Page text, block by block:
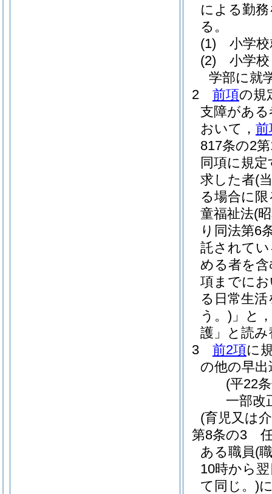
による勤
る。
(1)
小学
(2)
小学
学部に就
2
前項の規
支障があ
おいて， 前
817条の2
同項に規
求した者(
る場合に限
童福祉法(
り同法第6
託されて
める者を
項までに
る日常生
う。) 」と
護」と読
3
前2項に
の他の早
(平22
一部改
(育児又は
第8条の3
ある職員(
10時から
て同じ。)